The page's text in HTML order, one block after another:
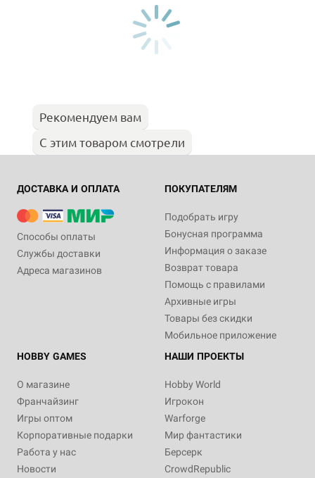
Рекомендуем вам
С этим товаром смотрели
ДОСТАВКА И ОПЛАТА
Способы оплаты
Службы доставки
Адреса магазинов
ПОКУПАТЕЛЯМ
Подобрать игру
Бонусная программа
Информация о заказе
Возврат товара
Помощь с правилами
Архивные игры
Товары без скидки
Мобильное приложение
HOBBY GAMES
О магазине
Франчайзинг
Игры оптом
Корпоративные подарки
Работа у нас
Новости
НАШИ ПРОЕКТЫ
Hobby World
Игрокон
Warforge
Мир фантастики
Берсерк
CrowdRepublic